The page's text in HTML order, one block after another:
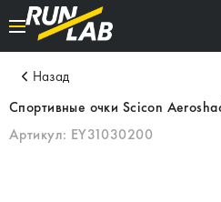
Назад
Спортивные очки Scicon
Артикул: EY31030200